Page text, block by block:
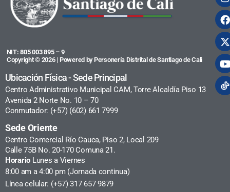
NIT: 805 003 895 – 9
Copyright © 2026 | Powered by Personería Distrital de Santiago de Cali
Ubicación Física - Sede Principal
Centro Administrativo Municipal CAM, Torre Alcaldía Piso 13
Avenida 2 Norte No. 10 – 70
Conmutador: (+57) (602) 661 7999
Sede Oriente
Centro Comercial Río Cauca, Piso 2, Local 209
Calle 75B No. 20-170 Comuna 21.
Horario Lunes a Viernes
8:00 am a 4:00 pm (Jornada continua)
Línea celular: (+57) 317 657 9879